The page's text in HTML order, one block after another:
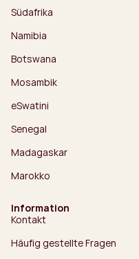
Südafrika
Namibia
Botswana
Mosambik
eSwatini
Senegal
Madagaskar
Marokko
Information
Kontakt
Häufig gestellte Fragen